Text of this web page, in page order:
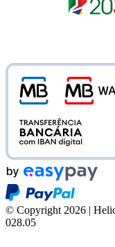
© Copyright 2026 |
028.05